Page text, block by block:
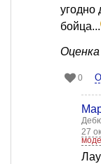
угодно
бойца...
0
27